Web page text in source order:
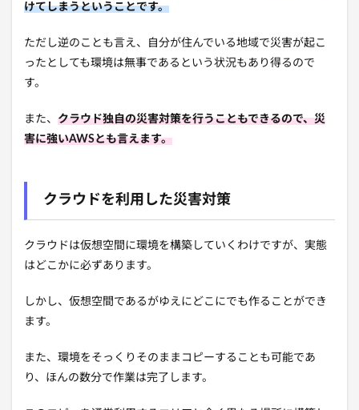
けてしまうということです。
ただし逆のことも言え、自分が住んでいる地域で災害が起こ
ったとしても環境は無事であるという状況もあり得るので
す。
また、 クラウド独自の災害対策を行うこともできるので、災
害に強いAWSとも言えます。
クラウドを利用した災害対策
クラウドは仮想空間に環境を構築していくわけですが、実態
はどこかに必ずあります。
しかし、仮想空間であるがゆえにどこにでも作ることができ
ます。
また、環境をそっくりそのままコピーすることも可能であ
り、ほんの数分で作業は完了します。